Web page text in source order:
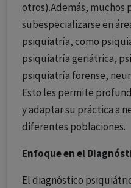
otros).Además, muchos
subespecializarse en
psiquiatría, como
psiquiatría geriátrica,
psiquiatría forense,
Esto les permite
y adaptar su práctica a
diferentes poblaciones.
Enfoque en el
El diagnóstico